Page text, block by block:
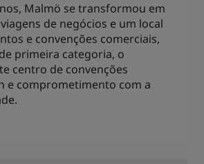
Golden Tulip
Malmö se transformou em
de negócios e um local
e convenções comerciais,
primeira categoria, o
centro de convenções
e comprometimento com a